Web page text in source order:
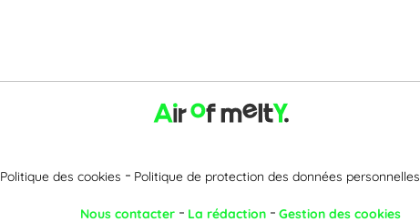
Politique des cookies Politique de protection des données personnelles
Nous contacter La rédaction Gestion des cookies